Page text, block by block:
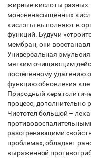
жирные кислоты разных
мононенасыщенных
кислоты выполняют в
функций. Будучи
мембран, они
Универсальная
мягким очищающим
постепенному удалению
функцию обновления
Природный
процесс, дополнительно
Чистотел большой –
разогревающими
проблемах, обладает
выраженной